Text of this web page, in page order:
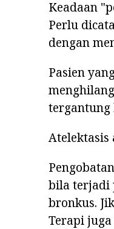
Keadaan
Perlu
dengan
Pasien
tergantung
Atelektasis
bila terjadi
bronkus.
Terapi